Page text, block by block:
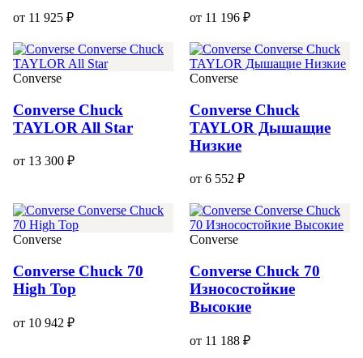
от 11 925 ₽ от 11 196 ₽
Converse
Converse Chuck
TAYLOR All Star
от 13 300 ₽
Converse
Converse Chuck
TAYLOR Дышащие
Низкие
от 6 552 ₽
Converse
Converse Chuck 70
High Top
от 10 942 ₽
Converse
Converse Chuck 70
Износостойкие
Высокие
от 11 188 ₽